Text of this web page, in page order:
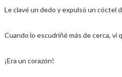
Le clavé un dedo y expulsó un cóctel
Cuando lo escudriñé más de cerca, vi
¡Era un corazón!